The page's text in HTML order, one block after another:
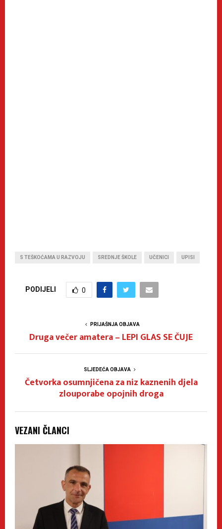
S TEŠKOĆAMA U RAZVOJU SREDNJE ŠKOLE UČENICI UPISI
PODIJELI 0
PRIJAŠNJA OBJAVA
Druga večer amatera – LEPI GLAS SE ČUJE
SLJEDEĆA OBJAVA
Četvorka osumnjičena za niz kaznenih djela
zlouporabe opojnih droga
VEZANI ČLANCI